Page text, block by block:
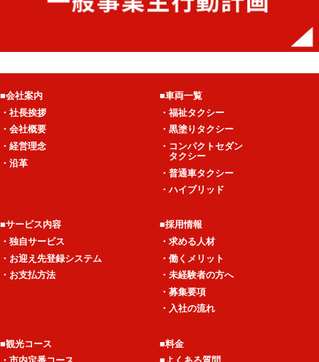
■会社案内
・社長挨拶
・会社概要
・経営理念
・沿革
■車両一覧
・福祉タクシー
・黒塗りタクシー
・コンパクトセダン
タクシー
・普通車タクシー
・ハイブリッド
■サービス内容
・独自サービス
・お迎え先登録システム
・お支払方法
■採用情報
・求める人材
・働くメリット
・未経験者の方へ
・募集要項
・入社の流れ
■観光コース
■料金